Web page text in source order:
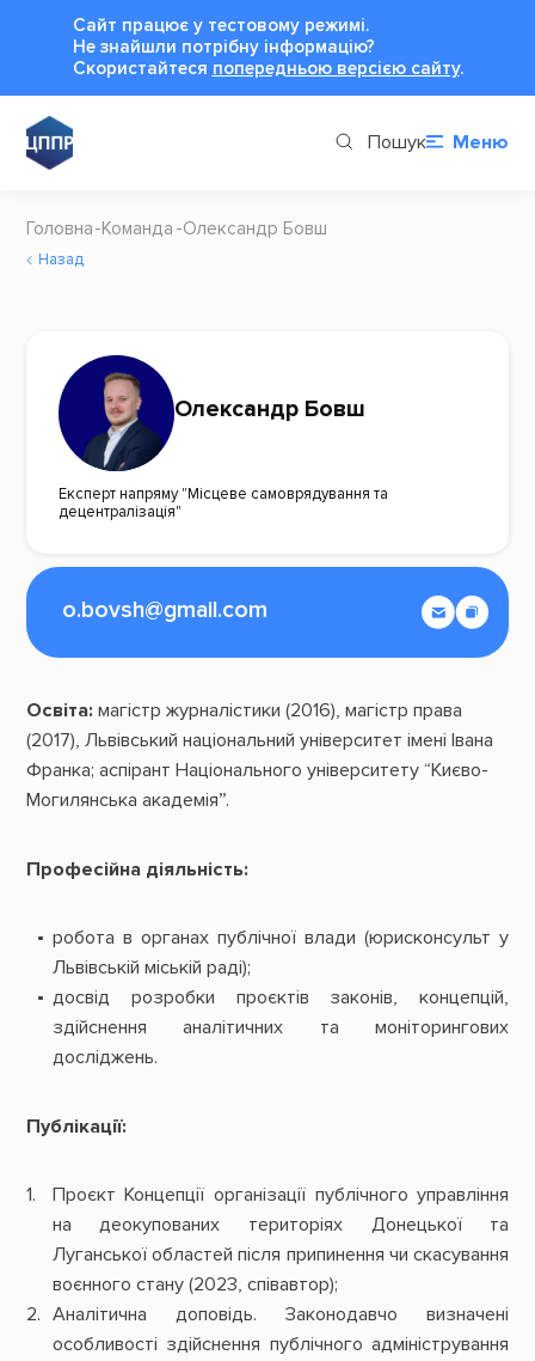
Сайт працює у тестовому режимі.
Не знайшли потрібну інформацію?
Cкористайтеся попередньою версією сайту.
Пошук Меню
Головна Команда Олександр Бовш
Назад
Олександр Бовш
Експерт напряму "Місцеве самоврядування та
децентралізація"
o.bovsh@gmail.com
Освіта: магістр журналістики (2016), магістр права
(2017), Львівський національний університет імені Івана
Франка; аспірант Національного університету “Києво-
Могилянська академія”.
Професійна діяльність:
робота в органах публічної влади (юрисконсульт у
Львівській міській раді);
досвід розробки проєктів законів, концепцій,
здійснення аналітичних та моніторингових
досліджень.
Публікації:
Проєкт Концепції організації публічного управління
на деокупованих територіях Донецької та
Луганської областей після припинення чи скасування
воєнного стану (2023, співавтор);
Аналітична доповідь. Законодавчо визначені
особливості здійснення публічного адміністрування